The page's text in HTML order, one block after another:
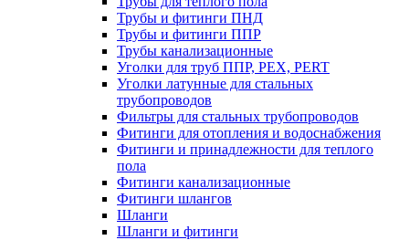
Трубы и фитинги ПНД
Трубы и фитинги ППР
Трубы канализационные
Уголки для труб ППР, PEX, PERT
Уголки латунные для стальных
трубопроводов
Фильтры для стальных трубопроводов
Фитинги для отопления и водоснабжения
Фитинги и принадлежности для теплого
пола
Фитинги канализационные
Фитинги шлангов
Шланги
Шланги и фитинги